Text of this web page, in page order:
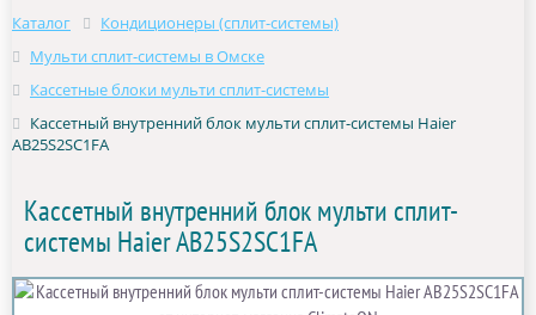
Каталог
Кондиционеры (сплит-системы)
Мульти сплит-системы в Омске
Кассетные блоки мульти сплит-системы
Кассетный внутренний блок мульти сплит-системы Haier
AB25S2SC1FA
Кассетный внутренний блок мульти сплит-
системы Haier AB25S2SC1FA